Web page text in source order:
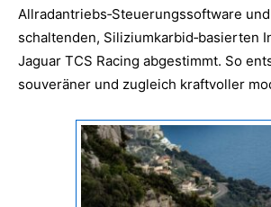
Allradantriebs‑Steuerungssoftware
schaltenden, Siliziumkarbid‑basierten
Jaguar TCS Racing abgestimmt. So
souveräner und zugleich kraftvoller